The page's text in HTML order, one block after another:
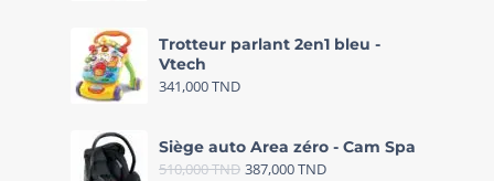
Trotteur parlant 2en1 bleu -
Vtech
341,000TND
Siège auto Area zéro - Cam Spa
510,000TND 387,000TND